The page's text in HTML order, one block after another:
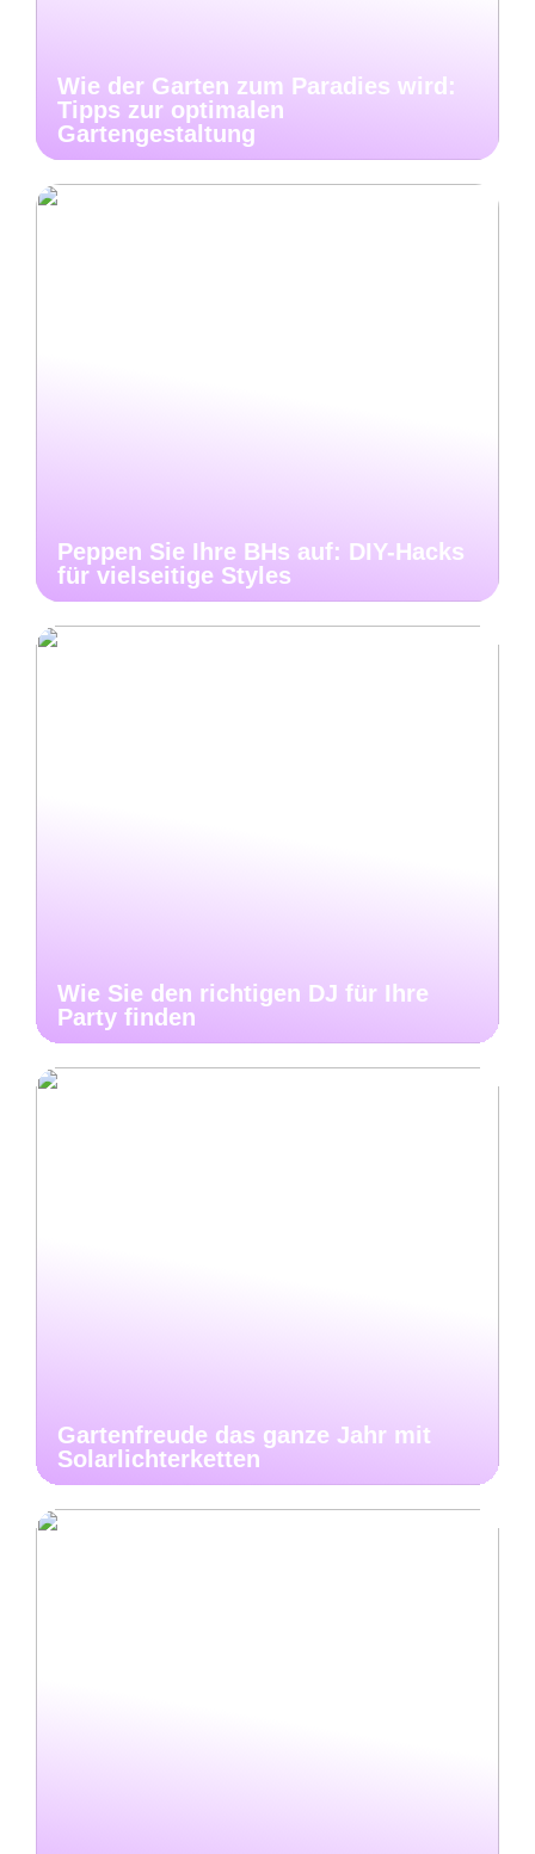
Wie der Garten zum Paradies wird:
Tipps zur optimalen
Gartengestaltung
Peppen Sie Ihre BHs auf: DIY-Hacks
für vielseitige Styles
Wie Sie den richtigen DJ für Ihre
Party finden
Gartenfreude das ganze Jahr mit
Solarlichterketten